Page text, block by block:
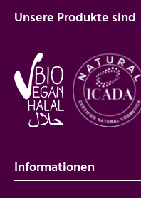
Unsere Produkte sind
Informationen